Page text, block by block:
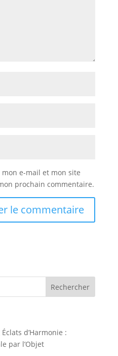
e-mail et mon site
prochain commentaire.
d’Harmonie :
par l’Objet